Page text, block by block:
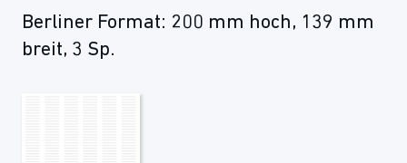
Berliner Format: 200 mm hoch, 139 mm
breit, 3 Sp.